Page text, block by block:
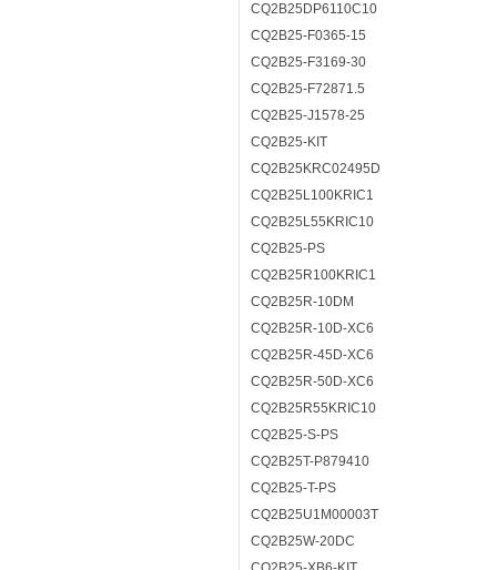
CQ2B25DP6110C10
CQ2B25-F0365-15
CQ2B25-F3169-30
CQ2B25-F72871.5
CQ2B25-J1578-25
CQ2B25-KIT
CQ2B25KRC02495D
CQ2B25L100KRIC1
CQ2B25L55KRIC10
CQ2B25-PS
CQ2B25R100KRIC1
CQ2B25R-10DM
CQ2B25R-10D-XC6
CQ2B25R-45D-XC6
CQ2B25R-50D-XC6
CQ2B25R55KRIC10
CQ2B25-S-PS
CQ2B25T-P879410
CQ2B25-T-PS
CQ2B25U1M00003T
CQ2B25W-20DC